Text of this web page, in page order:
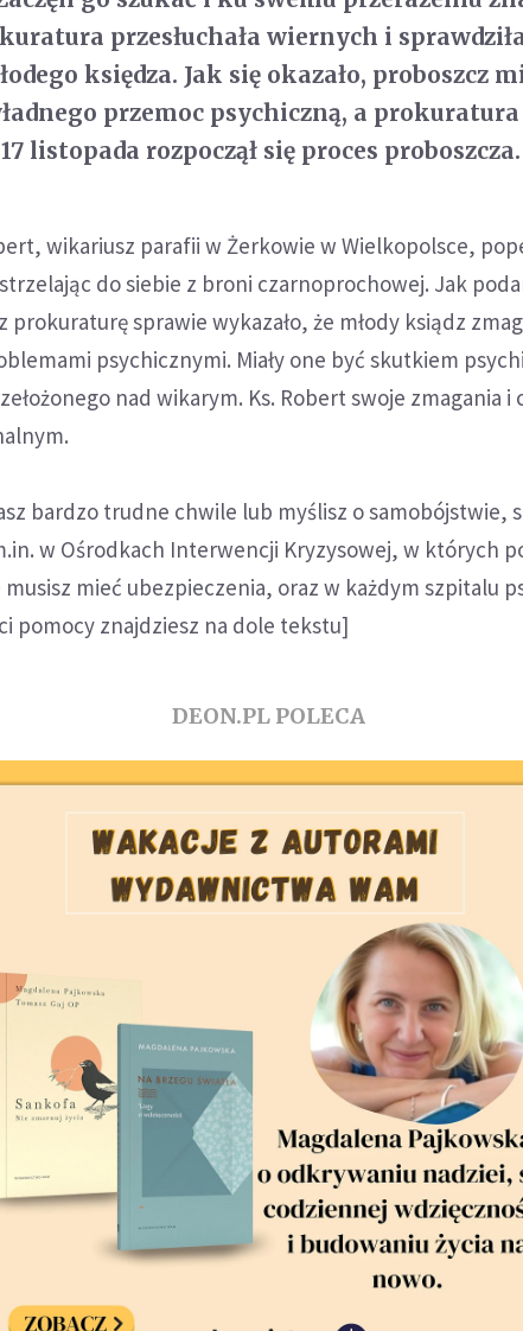
przesłuchała wiernych i
księdza. Jak się okazało, proboszcz
przemoc psychiczną, a
listopada rozpoczął się proces proboszcza.
wikariusz parafii w Żerkowie w Wielkopolsce,
do siebie z broni czarnoprochowej. Jak
sprawie wykazało, że młody ksiądz
psychicznymi. Miały one być skutkiem
nad wikarym. Ks. Robert swoje zmagania i
bardzo trudne chwile lub myślisz o samobójstwie,
w Ośrodkach Interwencji Kryzysowej, w których
musisz mieć ubezpieczenia, oraz w każdym szpitalu
pomocy znajdziesz na dole tekstu]
DEON.PL POLECA